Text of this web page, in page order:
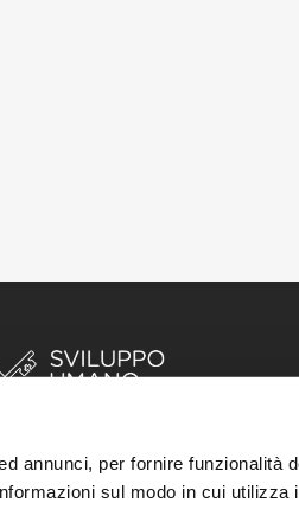
annunci, per fornire funzionalità
sul modo in cui utilizza
STORIE RISORSE